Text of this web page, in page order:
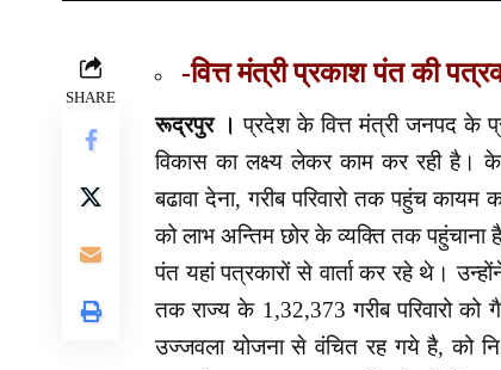
SHARE
-वित्त मंत्री प्रकाश पंत की
रूद्रपुर । प्रदेश के वित्त मंत्री जनपद के
विकास का लक्ष्य लेकर काम कर रही है।
बढावा देना, गरीब परिवारो तक पहुंच
को लाभ अन्तिम छोर के व्यक्ति तक पहुंचाना
पंत यहां पत्रकारों से वार्ता कर रहे थे।
तक राज्य के 1,32,373 गरीब परिवारो को
उज्जवला योजना से वंचित रह गये है, को